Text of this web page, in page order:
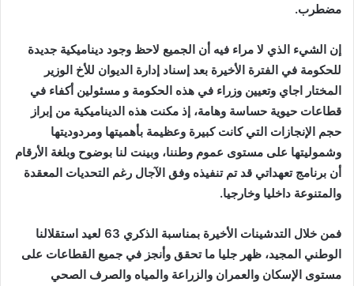
مضطرب.
إن الشيء الذي لا مراء فيه أن الجميع لاحظ وجود ديناميكية جديدة
للحكومة في الفترة الأخيرة بعد إسناد إدارة الديوان للأخ الوزير
المختار اجاي وتعيين وزراء في هذه الحكومة و مسئولين أكفاء في
قطاعات حيوية حساسة وهامة، إذ مكنت هذه الديناميكية من إبراز
حجم الإنجازات التي كانت كبيرة وعظيمة بأهميتها ومردوديتها
وشموليتها على مستوى عموم وطننا، وبينت لنا بوضوح وبلغة الأرقام
أن برنامج تعهداتي قد تم تنفيذه وفق الآجال رغم التحديات المعقدة
والمتنوعة داخليا وخارجيا.
فمن خلال التدشينات الأخيرة بمناسبة الذكري 63 لعيد استقلالنا
الوطني المجيد، ظهر جليا ما تحقق وأنجز في جميع القطاعات على
مستوى الإسكان والعمران والزراعة والمياه والصرف الصحي